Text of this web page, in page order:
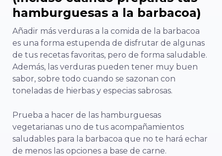
hamburguesas a la barbacoa)
Añadir más verduras a la comida de la barbacoa
es una forma estupenda de disfrutar de algunas
de tus recetas favoritas, pero de forma saludable.
Además, las verduras pueden tener muy buen
sabor, sobre todo cuando se sazonan con
toneladas de hierbas y especias sabrosas.
Prueba a hacer de las hamburguesas
vegetarianas uno de tus acompañamientos
saludables para la barbacoa que no te hará echar
de menos las opciones a base de carne.